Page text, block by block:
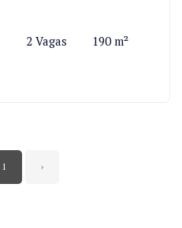
2 Vagas 190 m²
1 ›